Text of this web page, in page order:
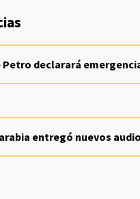
Petro declarará
entregó nuevos